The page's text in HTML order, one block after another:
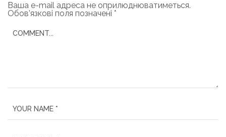
Ваша e-mail адреса не оприлюднюватиметься.
Обов’язкові поля позначені *